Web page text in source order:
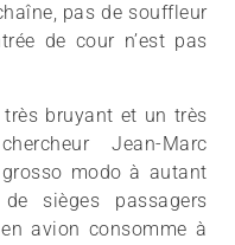
pas de souffleur
de cour n’est pas
très bruyant et un très
Jean-Marc
modo à autant
sièges passagers
avion consomme à